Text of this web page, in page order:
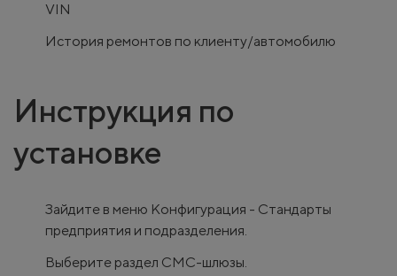
VIN
История ремонтов по клиенту/автомобилю
Инструкция по
установке
Зайдите в меню Конфигурация - Стандарты
предприятия и подразделения.
Выберите раздел СМС-шлюзы.